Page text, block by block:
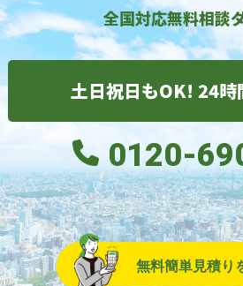
全国対応無料相談
土日祝日もOK! 24時
0120-
無料簡単見積り